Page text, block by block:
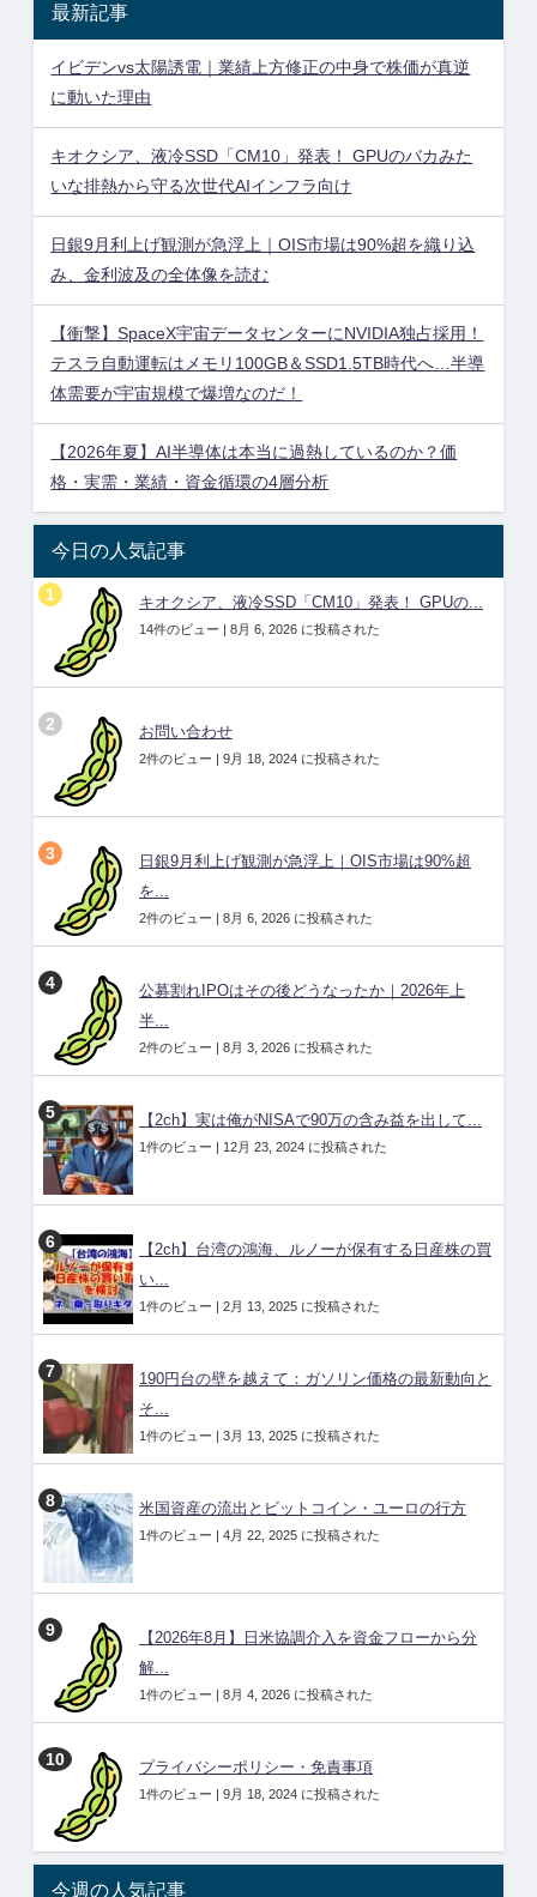
最新記事
イビデンvs太陽誘電｜業績上方修正の中身で株価が真逆
に動いた理由
キオクシア、液冷SSD「CM10」発表！ GPUのバカみた
いな排熱から守る次世代AIインフラ向け
日銀9月利上げ観測が急浮上｜OIS市場は90%超を織り込
み、金利波及の全体像を読む
【衝撃】SpaceX宇宙データセンターにNVIDIA独占採用！
テスラ自動運転はメモリ100GB＆SSD1.5TB時代へ…半導
体需要が宇宙規模で爆増なのだ！
【2026年夏】AI半導体は本当に過熱しているのか？価
格・実需・業績・資金循環の4層分析
今日の人気記事
キオクシア、液冷SSD「CM10」発表！ GPUの...
14件のビュー | 8月 6, 2026 に投稿された
お問い合わせ
2件のビュー | 9月 18, 2024 に投稿された
日銀9月利上げ観測が急浮上｜OIS市場は90%超
を...
2件のビュー | 8月 6, 2026 に投稿された
公募割れIPOはその後どうなったか｜2026年上
半...
2件のビュー | 8月 3, 2026 に投稿された
【2ch】実は俺がNISAで90万の含み益を出して...
1件のビュー | 12月 23, 2024 に投稿された
【2ch】台湾の鴻海、ルノーが保有する日産株の買
い...
1件のビュー | 2月 13, 2025 に投稿された
190円台の壁を越えて：ガソリン価格の最新動向と
そ...
1件のビュー | 3月 13, 2025 に投稿された
米国資産の流出とビットコイン・ユーロの行方
1件のビュー | 4月 22, 2025 に投稿された
【2026年8月】日米協調介入を資金フローから分
解...
1件のビュー | 8月 4, 2026 に投稿された
プライバシーポリシー・免責事項
1件のビュー | 9月 18, 2024 に投稿された
今週の人気記事